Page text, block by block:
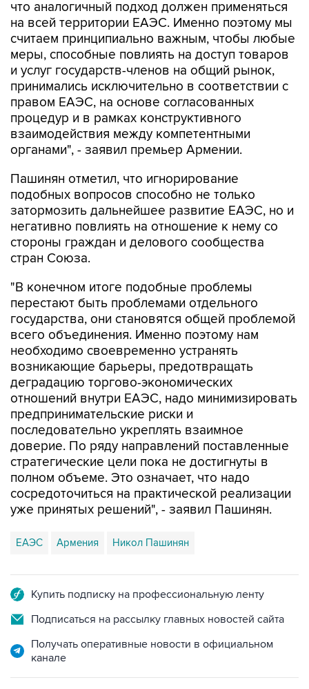
что аналогичный подход должен применяться
на всей территории ЕАЭС. Именно поэтому мы
считаем принципиально важным, чтобы любые
меры, способные повлиять на доступ товаров
и услуг государств-членов на общий рынок,
принимались исключительно в соответствии с
правом ЕАЭС, на основе согласованных
процедур и в рамках конструктивного
взаимодействия между компетентными
органами", - заявил премьер Армении.
Пашинян отметил, что игнорирование
подобных вопросов способно не только
затормозить дальнейшее развитие ЕАЭС, но и
негативно повлиять на отношение к нему со
стороны граждан и делового сообщества
стран Союза.
"В конечном итоге подобные проблемы
перестают быть проблемами отдельного
государства, они становятся общей проблемой
всего объединения. Именно поэтому нам
необходимо своевременно устранять
возникающие барьеры, предотвращать
деградацию торгово-экономических
отношений внутри ЕАЭС, надо минимизировать
предпринимательские риски и
последовательно укреплять взаимное
доверие. По ряду направлений поставленные
стратегические цели пока не достигнуты в
полном объеме. Это означает, что надо
сосредоточиться на практической реализации
уже принятых решений", - заявил Пашинян.
ЕАЭС Армения Никол Пашинян
Купить подписку на профессиональную ленту
Подписаться на рассылку главных новостей сайта
Получать оперативные новости в официальном
канале